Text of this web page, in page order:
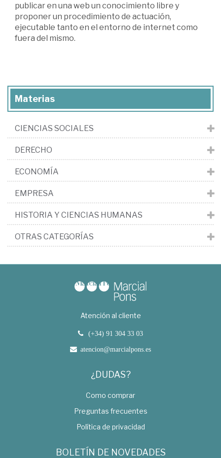
publicar en una web un conocimiento libre y
proponer un procedimiento de actuación,
ejecutable tanto en el entorno de internet como
fuera del mismo.
Materias
CIENCIAS SOCIALES
DERECHO
ECONOMÍA
EMPRESA
HISTORIA Y CIENCIAS HUMANAS
OTRAS CATEGORÍAS
Atención al cliente
(+34) 91 304 33 03
atencion@marcialpons.es
¿DUDAS?
Como comprar
Preguntas frecuentes
Política de privacidad
BOLETÍN DE NOVEDADES